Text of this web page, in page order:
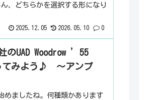
、どちらかを選択する形になり
2025.12.05 2026.05.10 0
のUAD Woodrow ’55
てみよう♪ ～アンプ
めましたね。何種類かあります